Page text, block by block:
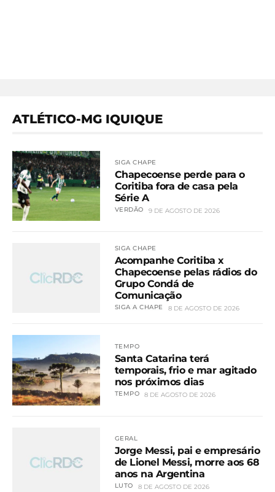
ATLÉTICO-MG IQUIQUE
SIGA CHAPE
Chapecoense perde para o
Coritiba fora de casa pela
Série A
VERDÃO 9 DE AGOSTO DE 2026
SIGA CHAPE
Acompanhe Coritiba x
Chapecoense pelas rádios do
Grupo Condá de
Comunicação
SIGA A CHAPE 8 DE AGOSTO DE 2026
TEMPO
Santa Catarina terá
temporais, frio e mar agitado
nos próximos dias
TEMPO 8 DE AGOSTO DE 2026
GERAL
Jorge Messi, pai e empresário
de Lionel Messi, morre aos 68
anos na Argentina
LUTO 8 DE AGOSTO DE 2026